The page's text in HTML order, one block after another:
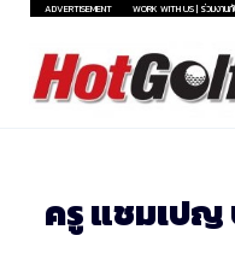
Skip
content
ADVERTISEMENT WORK WITH US | ร่วมงานกั
ครู แชมเปญ